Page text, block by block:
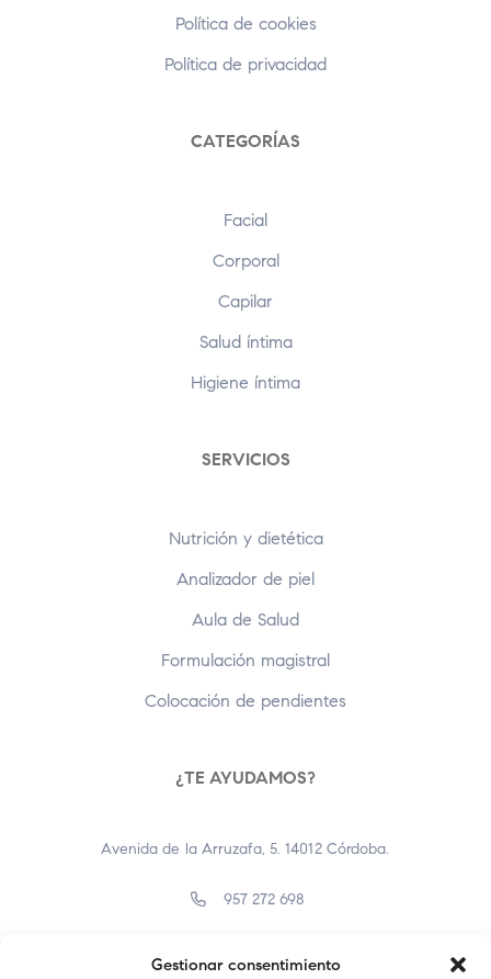
Gestionar consentimiento
Política de cookies
Política de privacidad
CATEGORÍAS
Facial
Corporal
Capilar
Salud íntima
Higiene íntima
SERVICIOS
Nutrición y dietética
Analizador de piel
Aula de Salud
Formulación magistral
Colocación de pendientes
¿TE AYUDAMOS?
Avenida de la Arruzafa, 5. 14012 Córdoba.
957 272 698